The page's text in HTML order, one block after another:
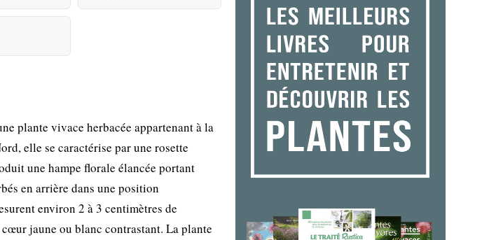
plante vivace herbacée appartenant à la
elle se caractérise par une rosette
une hampe florale élancée portant
en arrière dans une position
environ 2 à 3 centimètres de
jaune ou blanc contrastant. La plante